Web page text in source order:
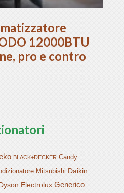
12000BTU
pro e contro
BLACK+DECKER Candy
Mitsubishi Daikin
Electrolux Generico